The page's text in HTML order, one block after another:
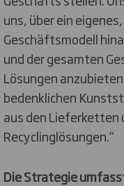
uns, über ein
Geschäftsmodell
und der gesamten
Lösungen
bedenklichen
aus den
Recyclinglösungen.“
Die Strategie